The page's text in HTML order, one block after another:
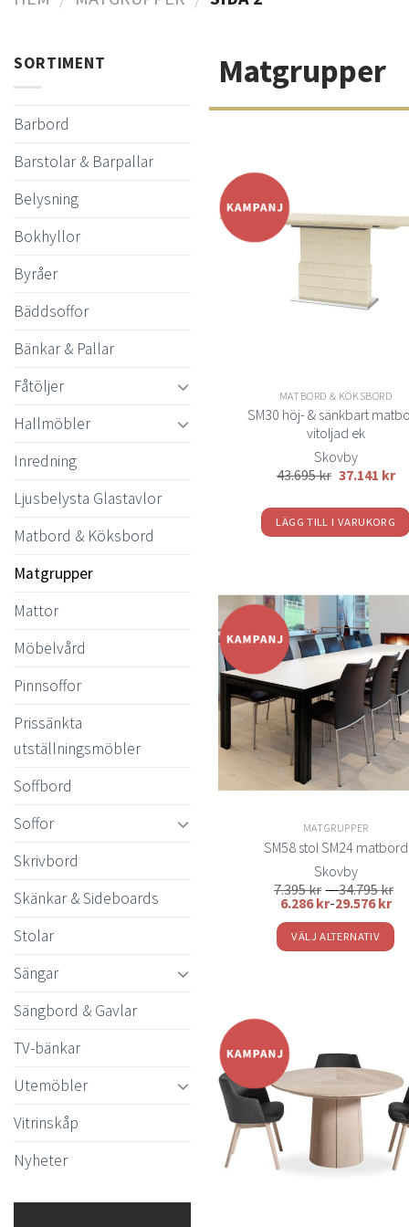
SORTIMENT
Barbord
Barstolar & Barpallar
Belysning
Bokhyllor
Byråer
Bäddsoffor
Bänkar & Pallar
Fåtöljer
Hallmöbler
Inredning
Ljusbelysta Glastavlor
Matbord & Köksbord
Matgrupper
Mattor
Möbelvård
Pinnsoffor
Prissänkta
utställningsmöbler
Soffbord
Soffor
Skrivbord
Skänkar & Sideboards
Stolar
Sängar
Sängbord & Gavlar
TV-bänkar
Utemöbler
Vitrinskåp
Nyheter
Matgrupper
MATBORD & KÖKSBORD
SM30 höj- & sänkbart
vitoljad ek
Skovby
43.695kr 37.141 kr
LÄGG TILL I VARUKORG
MATGRUPPER
SM58 stol SM24 matbord
Skovby
7.395kr –34.795kr
6.286kr-29.576kr
VÄLJ ALTERNATIV
flera
varianter.
De
olika
alternativen
kan